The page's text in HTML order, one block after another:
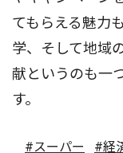
てもらえる魅力
学、そして地域
献というのも一
す。
#スーパー #経